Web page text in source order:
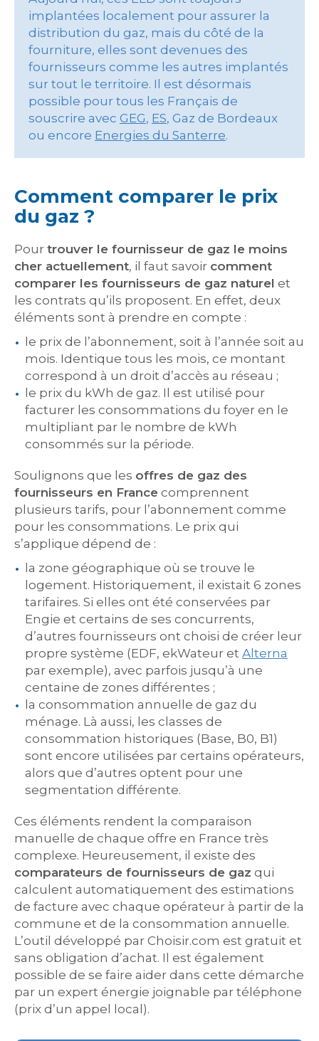
implantées localement pour assurer la
distribution du gaz, mais du côté de la
fourniture, elles sont devenues des
fournisseurs comme les autres implantés
sur tout le territoire. Il est désormais
possible pour tous les Français de
souscrire avec GEG, ES, Gaz de Bordeaux
ou encore Energies du Santerre.
Comment comparer le prix
du gaz ?
Pour trouver le fournisseur de gaz le moins
cher actuellement, il faut savoir comment
comparer les fournisseurs de gaz naturel et
les contrats qu’ils proposent. En effet, deux
éléments sont à prendre en compte :
le prix de l’abonnement, soit à l’année soit au
mois. Identique tous les mois, ce montant
correspond à un droit d’accès au réseau ;
le prix du kWh de gaz. Il est utilisé pour
facturer les consommations du foyer en le
multipliant par le nombre de kWh
consommés sur la période.
Soulignons que les offres de gaz des
fournisseurs en France comprennent
plusieurs tarifs, pour l’abonnement comme
pour les consommations. Le prix qui
s’applique dépend de :
la zone géographique où se trouve le
logement. Historiquement, il existait 6 zones
tarifaires. Si elles ont été conservées par
Engie et certains de ses concurrents,
d’autres fournisseurs ont choisi de créer leur
propre système (EDF, ekWateur et Alterna
par exemple), avec parfois jusqu’à une
centaine de zones différentes ;
la consommation annuelle de gaz du
ménage. Là aussi, les classes de
consommation historiques (Base, B0, B1)
sont encore utilisées par certains opérateurs,
alors que d’autres optent pour une
segmentation différente.
Ces éléments rendent la comparaison
manuelle de chaque offre en France très
complexe. Heureusement, il existe des
comparateurs de fournisseurs de gaz qui
calculent automatiquement des estimations
de facture avec chaque opérateur à partir de la
commune et de la consommation annuelle.
L’outil développé par Choisir.com est gratuit et
sans obligation d’achat. Il est également
possible de se faire aider dans cette démarche
par un expert énergie joignable par téléphone
(prix d’un appel local).